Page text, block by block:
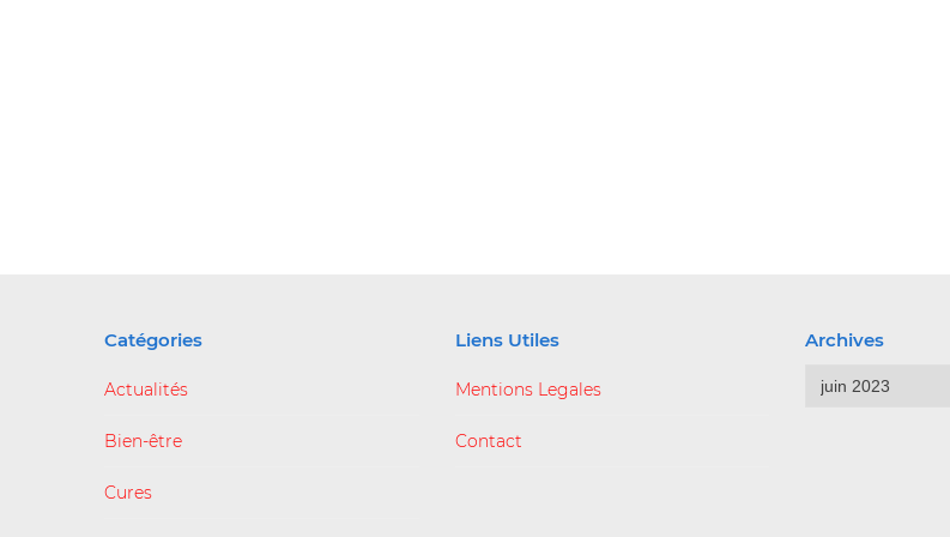
Catégories
Actualités
Bien-être
Cures
Liens Utiles
Mentions Legales
Contact
Archives
Archives